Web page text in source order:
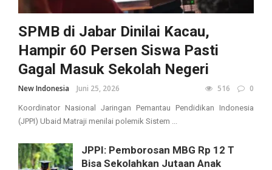
SPMB di Jabar Dinilai Kacau,
Hampir 60 Persen Siswa Pasti
Gagal Masuk Sekolah Negeri
New Indonesia Juni 25, 2026 516 0
Koordinator Nasional Jaringan Pemantau Pendidikan Indonesia
(JPPI) Ubaid Matraji menilai polemik Sistem ...
JPPI: Pemborosan MBG Rp 12 T
Bisa Sekolahkan Jutaan Anak